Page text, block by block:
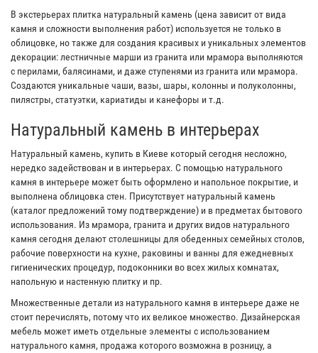
В экстерьерах плитка натуральный камень (цена зависит от вида
камня и сложности выполнения работ) используется не только в
облицовке, но также для создания красивых и уникальных элементов
декорации: лестничные марши из гранита или мрамора выполняются
с перилами, балясинами, и даже ступенями из гранита или мрамора.
Создаются уникальные чаши, вазы, шары, колонны и полуколонны,
пилястры, статуэтки, кариатиды и канефоры и т.д.
Натуральный камень в интерьерах
Натуральный камень, купить в Киеве который сегодня несложно,
нередко задействован и в интерьерах. С помощью натурального
камня в интерьере может быть оформлено и напольное покрытие, и
выполнена облицовка стен. Присутствует натуральный камень
(каталог предложений тому подтверждение) и в предметах бытового
использования. Из мрамора, гранита и других видов натурального
камня сегодня делают столешницы для обеденных семейных столов,
рабочие поверхности на кухне, раковины и ванны для ежедневных
гигиенических процедур, подоконники во всех жилых комнатах,
напольную и настенную плитку и пр.
Множественные детали из натурального камня в интерьере даже не
стоит перечислять, потому что их великое множество. Дизайнерская
мебель может иметь отдельные элементы с использованием
натурального камня, продажа которого возможна в розницу, а